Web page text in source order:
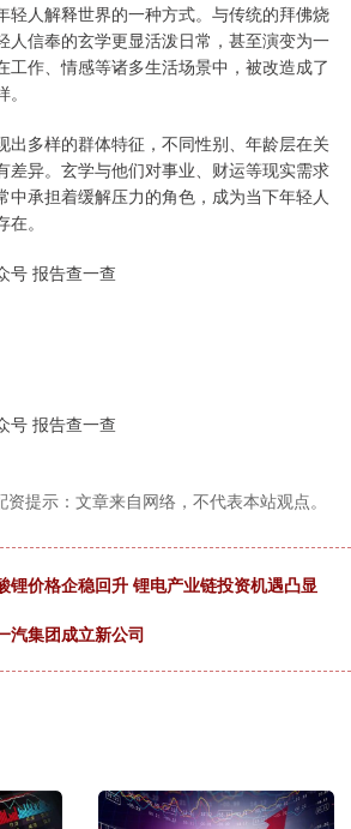
轻人解释世界的一种方式。与传统的拜佛烧
人信奉的玄学更显活泼日常，甚至演变为一
工作、情感等诸多生活场景中，被改造成了
出多样的群体特征，不同性别、年龄层在关
差异。玄学与他们对事业、财运等现实需求
中承担着缓解压力的角色，成为当下年轻人
。
号 报告查一查
号 报告查一查
资提示：文章来自网络，不代表本站观点。
锂价格企稳回升 锂电产业链投资机遇凸显
汽集团成立新公司